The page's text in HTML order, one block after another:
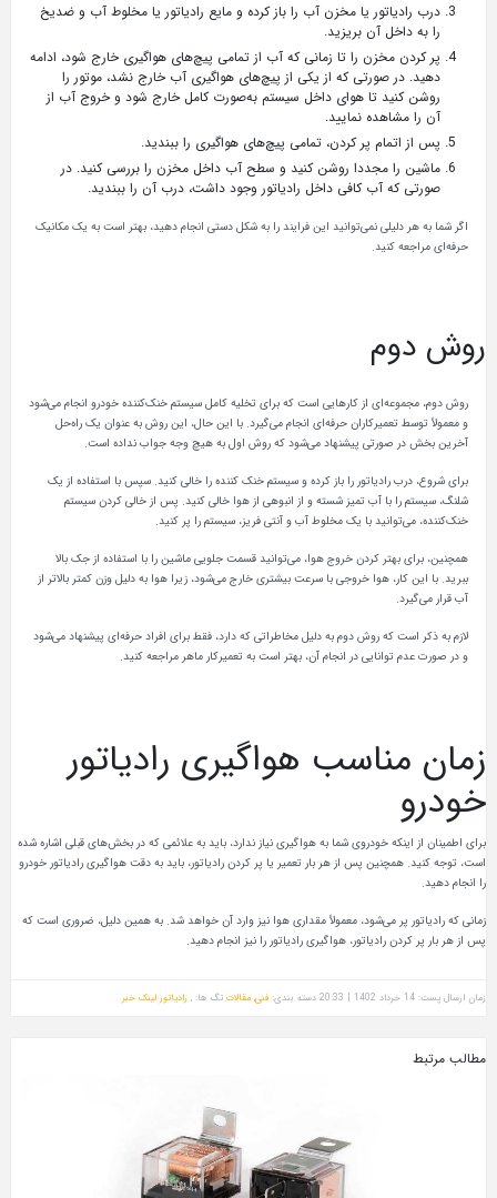
درب رادیاتور یا مخزن آب را باز کرده و مایع رادیاتور یا مخلوط آب و ضدیخ
را به داخل آن بریزید.
پر کردن مخزن را تا زمانی که آب از تمامی پیچ‌های هواگیری خارج شود، ادامه
دهید. در صورتی که از یکی از پیچ‌های هواگیری آب خارج نشد، موتور را
روشن کنید تا هوای داخل سیستم به‌صورت کامل خارج شود و خروج آب از
آن را مشاهده نمایید.
پس از اتمام پر کردن، تمامی پیچ‌های هواگیری را ببندید.
ماشین را مجددا روشن کنید و سطح آب داخل مخزن را بررسی کنید. در
صورتی که آب کافی داخل رادیاتور وجود داشت، درب آن را ببندید.
اگر شما به هر دلیلی نمی‌توانید این فرایند را به‌ شکل دستی انجام دهید، بهتر است به یک مکانیک
حرفه‌ای مراجعه کنید.
روش دوم
روش دوم، مجموعه‌ای از کارهایی است که برای تخلیه کامل سیستم خنک‌کننده خودرو انجام می‌شود
و معمولاً توسط تعمیرکاران حرفه‌ای انجام می‌گیرد. با این حال، این روش به عنوان یک راه‌حل
آخرین بخش در صورتی پیشنهاد می‌شود که روش اول به هیچ وجه جواب نداده است.
برای شروع، درب رادیاتور را باز کرده و سیستم خنک‌ کننده را خالی کنید. سپس با استفاده از یک
شلنگ، سیستم را با آب تمیز شسته و از انبوهی از هوا خالی کنید. پس از خالی کردن سیستم
خنک‌کننده، می‌توانید با یک مخلوط آب و آنتی‌ فریز، سیستم را پر کنید.
همچنین، برای بهتر کردن خروج هوا، می‌توانید قسمت جلویی ماشین را با استفاده از جک بالا
ببرید. با این کار، هوا خروجی با سرعت بیشتری خارج می‌شود، زیرا هوا به دلیل وزن کمتر بالاتر از
آب قرار می‌گیرد.
لازم به ذکر است که روش دوم به دلیل مخاطراتی که دارد، فقط برای افراد حرفه‌ای پیشنهاد می‌شود
و در صورت عدم توانایی در انجام آن، بهتر است به تعمیرکار ماهر مراجعه کنید.
زمان مناسب هواگیری رادیاتور
خودرو
برای اطمینان از اینکه خودروی شما به هواگیری نیاز ندارد، باید به علائمی که در بخش‌های قبلی اشاره شده
است، توجه کنید. همچنین پس از هر بار تعمیر یا پر کردن رادیاتور، باید به دقت هواگیری رادیاتور خودرو
را انجام دهید.
زمانی که رادیاتور پر می‌شود، معمولاً مقداری هوا نیز وارد آن خواهد شد. به همین دلیل، ضروری است که
پس از هر بار پر کردن رادیاتور، هواگیری رادیاتور را نیز انجام دهید.
زمان ارسال پست: 14 خرداد 1402 | 20:33 دسته بندی: فنی, مقالات تگ ها: , رادیاتور لینک خبر
مطالب مرتبط